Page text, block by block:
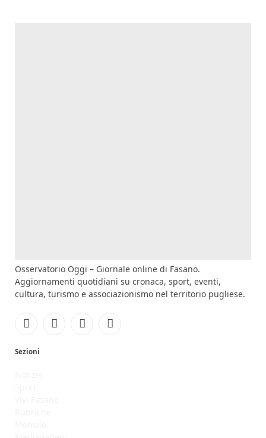
Osservatorio Oggi – Giornale online di Fasano.
Aggiornamenti quotidiani su cronaca, sport, eventi,
cultura, turismo e associazionismo nel territorio pugliese.
FacebookInstagramYouTubeRSS
Sezioni